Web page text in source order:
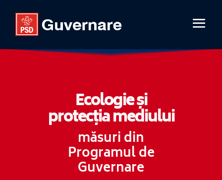
Ecologie și
protecția mediului
măsuri din
Programul de
Guvernare